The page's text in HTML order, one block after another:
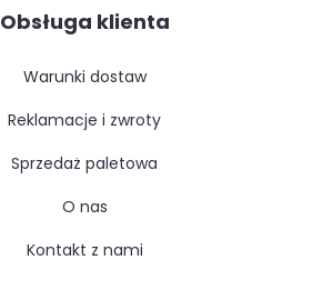
Obsługa klienta
warunki dostaw
reklamacje i zwroty
sprzedaż paletowa
o nas
kontakt z nami